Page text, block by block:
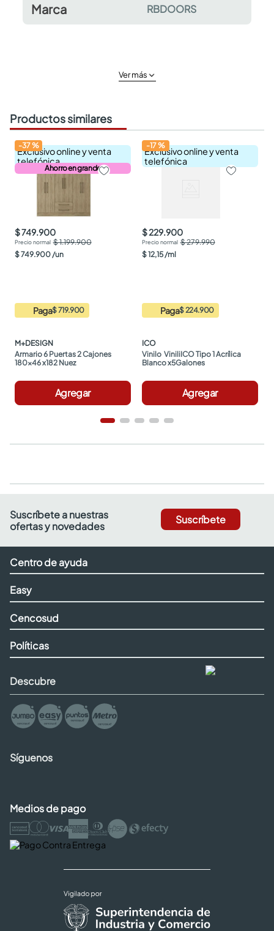
Marca RBDOORS
Ver más
Productos similares
Exclusivo online y venta
telefónica
Ahorro en grande
-37%
$ 749.900
$ 1.199.900
$749.900 /un
Paga$ 719.900
M+DESIGN
Armario 6 Puertas 2 Cajones
180x46 x182 Nuez
Agregar
Exclusivo online y venta
telefónica
-17%
$ 229.900
$ 279.990
$12,15 /ml
Paga$ 224.900
ICO
Vinilo  ViniliICO Tipo 1 Acrílica
Blanco x5Galones
Agregar
Suscríbete a nuestras
ofertas y novedades
Suscríbete
Centro de ayuda
Easy
Cencosud
Políticas
Descubre
Síguenos
Medios de pago